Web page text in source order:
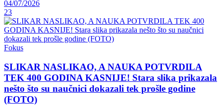
04/07/2026
23
Fokus
SLIKAR NASLIKAO, A NAUKA POTVRDILA
TEK 400 GODINA KASNIJE! Stara slika prikazala
nešto što su naučnici dokazali tek prošle godine
(FOTO)